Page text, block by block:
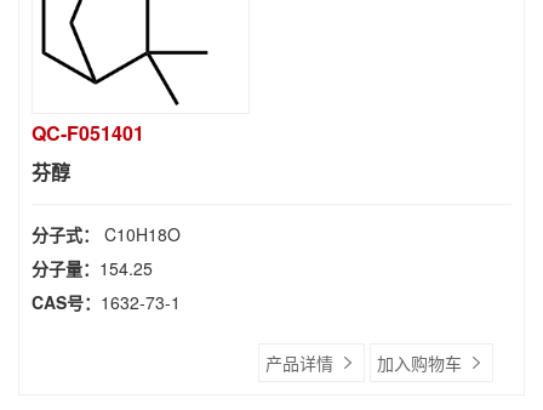
QC-F051401
芬醇
分子式： C10H18O
分子量： 154.25
CAS号： 1632-73-1
产品详情 加入购物车